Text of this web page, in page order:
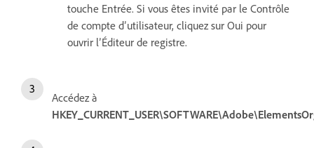
touche Entrée. Si vous êtes invité par le Contrôle
de compte d’utilisateur, cliquez sur Oui pour
ouvrir l’Éditeur de registre.
Accédez à